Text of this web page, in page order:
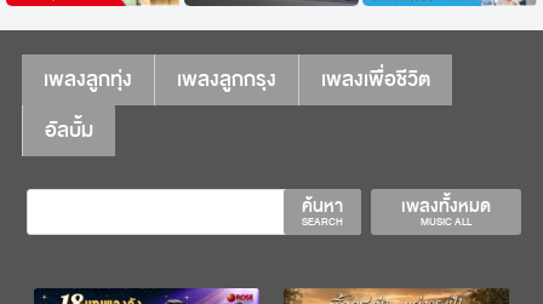
เพลงลูกทุ่ง เพลงลูกกรุง
เพลงเพื่อชีวิต
อัลบั้ม
เพลงทั้งหมด
MUSIC ALL
ค้นหา
SEARCH